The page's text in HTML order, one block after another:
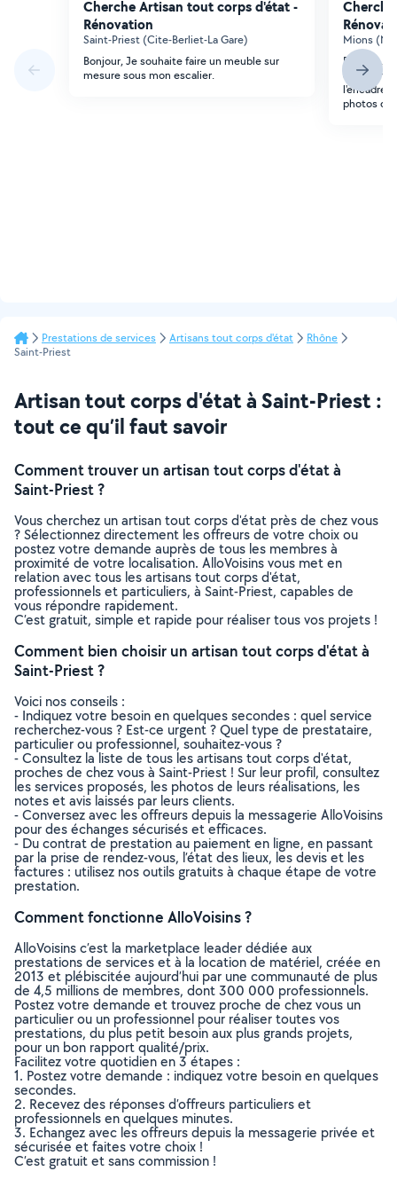
Cherche Artisan tout corps d'état -
Rénovation
Saint-Priest (Cite-Berliet-La Gare)
Bonjour, Je souhaite faire un meuble sur
mesure sous mon escalier.
Mions
Bonjour,
changer
photos
Prestations de services Artisans tout corps d'état
Rhône
Saint-Priest
Artisan tout corps d'état à Saint-Priest :
tout ce qu’il faut savoir
Comment trouver un artisan tout corps d'état à
Saint-Priest ?
Vous cherchez un artisan tout corps d'état près de chez vous
? Sélectionnez directement les offreurs de votre choix ou
postez votre demande auprès de tous les membres à
proximité de votre localisation. AlloVoisins vous met en
relation avec tous les artisans tout corps d'état,
professionnels et particuliers, à Saint-Priest, capables de
vous répondre rapidement.
C’est gratuit, simple et rapide pour réaliser tous vos projets !
Comment bien choisir un artisan tout corps d'état à
Saint-Priest ?
Voici nos conseils :
- Indiquez votre besoin en quelques secondes : quel service
recherchez-vous ? Est-ce urgent ? Quel type de prestataire,
particulier ou professionnel, souhaitez-vous ?
- Consultez la liste de tous les artisans tout corps d'état,
proches de chez vous à Saint-Priest ! Sur leur profil, consultez
les services proposés, les photos de leurs réalisations, les
notes et avis laissés par leurs clients.
- Conversez avec les offreurs depuis la messagerie AlloVoisins
pour des échanges sécurisés et efficaces.
- Du contrat de prestation au paiement en ligne, en passant
par la prise de rendez-vous, l’état des lieux, les devis et les
factures : utilisez nos outils gratuits à chaque étape de votre
prestation.
Comment fonctionne AlloVoisins ?
AlloVoisins c’est la marketplace leader dédiée aux
prestations de services et à la location de matériel, créée en
2013 et plébiscitée aujourd’hui par une communauté de plus
de 4,5 millions de membres, dont 300 000 professionnels.
Postez votre demande et trouvez proche de chez vous un
particulier ou un professionnel pour réaliser toutes vos
prestations, du plus petit besoin aux plus grands projets,
pour un bon rapport qualité/prix.
Facilitez votre quotidien en 3 étapes :
1. Postez votre demande : indiquez votre besoin en quelques
secondes.
2. Recevez des réponses d’offreurs particuliers et
professionnels en quelques minutes.
3. Echangez avec les offreurs depuis la messagerie privée et
sécurisée et faites votre choix !
C’est gratuit et sans commission !